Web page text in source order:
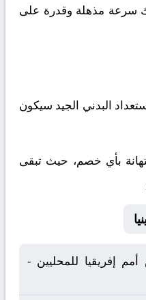
سرعة مذهلة وقدرة على
البدني الجيد سيكون
بأي خصم، حيث تبقى
إفريقيا للمحليين -